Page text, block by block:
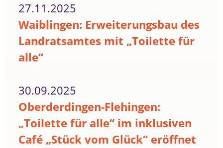
27.11.2025
Waiblingen: Erweiterungsbau des
Landratsamtes mit „Toilette für
alle“
30.09.2025
Oberderdingen-Flehingen:
„Toilette für alle“ im inklusiven
Café „Stück vom Glück“ eröffnet